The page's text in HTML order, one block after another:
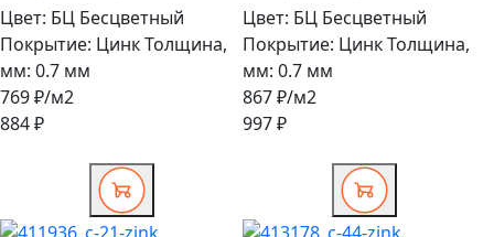
Цвет: БЦ Бесцветный
Покрытие: ЦинкТолщина,
мм: 0.7 мм
769 ₽/м2
884 ₽
Цвет: БЦ Бесцветный
Покрытие: ЦинкТолщина,
мм: 0.7 мм
867 ₽/м2
997 ₽